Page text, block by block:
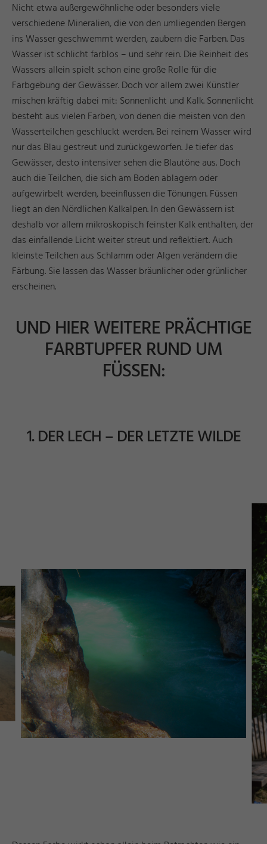
Nicht etwa außergewöhnliche oder besonders viele
verschiedene Mineralien, die von den umliegenden Bergen
ins Wasser geschwemmt werden, zaubern die Farben. Das
Wasser ist schlicht farblos – und sehr rein. Die Reinheit des
Wassers allein spielt schon eine große Rolle für die
Farbgebung der Gewässer. Doch vor allem zwei Künstler
mischen kräftig dabei mit: Sonnenlicht und Kalk. Sonnenlicht
besteht aus vielen Farben, von denen die meisten von den
Wasserteilchen geschluckt werden. Bei reinem Wasser wird
nur das Blau gestreut und zurückgeworfen. Je tiefer das
Gewässer, desto intensiver sehen die Blautöne aus. Doch
auch die Teilchen, die sich am Boden ablagern oder
aufgewirbelt werden, beeinflussen die Tönungen. Füssen
liegt an den Nördlichen Kalkalpen. In den Gewässern ist
deshalb vor allem mikroskopisch feinster Kalk enthalten, der
das einfallende Licht weiter streut und reflektiert. Auch
kleinste Teilchen aus Schlamm oder Algen verändern die
Färbung. Sie lassen das Wasser bräunlicher oder grünlicher
erscheinen.
UND HIER WEITERE PRÄCHTIGE
FARBTUPFER RUND UM
FÜSSEN:
1. DER LECH – DER LETZTE WILDE